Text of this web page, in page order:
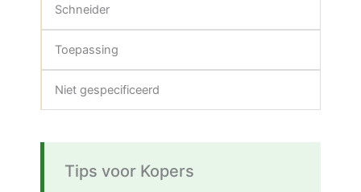
Schneider
Toepassing
Niet gespecificeerd
Tips voor Kopers